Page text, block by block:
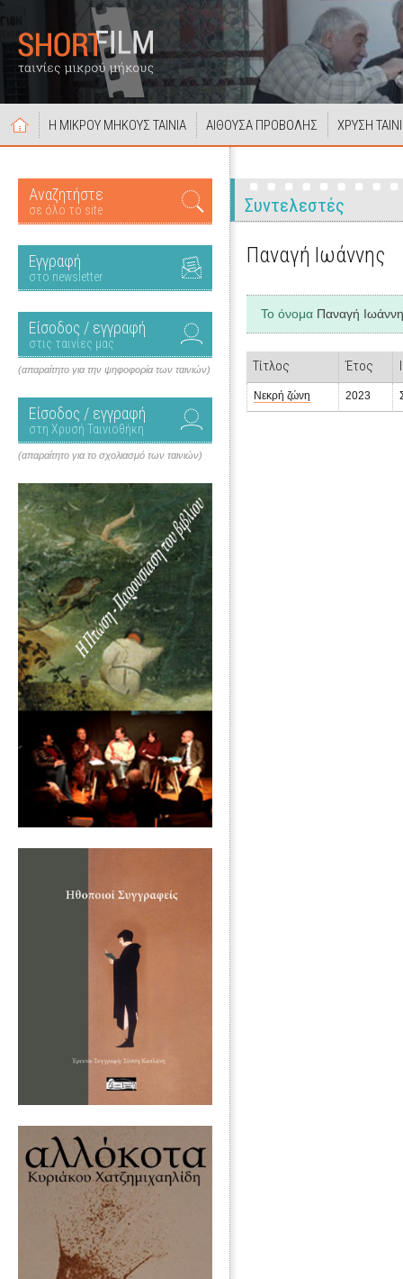
Η ΜΙΚΡΟΥ ΜΗΚΟΥΣ ΤΑΙΝΙΑ ΑΙΘΟΥΣΑ ΠΡΟΒΟΛΗΣ ΧΡΥΣΗ
Αναζητήστε
σε όλο το site
Εγγραφή
στο newsletter
Είσοδος / εγγραφή
στις ταινίες μας
(απαραίτητο για την ψηφοφορία των ταινιών)
Είσοδος / εγγραφή
στη Χρυσή Ταινιοθήκη
(απαραίτητο για το σχολιασμό των ταινιών)
Συντελεστές
Παναγή Ιωάννης
Το όνομα Παναγή
Τίτλος Έτος
Νεκρή ζώνη 2023